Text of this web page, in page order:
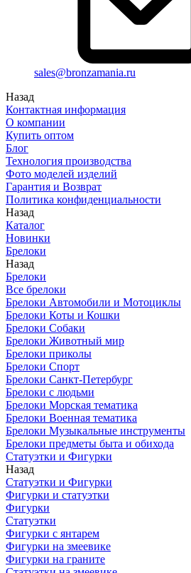
sales@bronzamania.ru
Назад
Контактная информация
О компании
Купить оптом
Блог
Технология производства
Фото моделей изделий
Гарантия и Возврат
Политика конфиденциальности
Назад
Каталог
Новинки
Брелоки
Назад
Брелоки
Все брелоки
Брелоки Автомобили и Мотоциклы
Брелоки Коты и Кошки
Брелоки Собаки
Брелоки Животный мир
Брелоки приколы
Брелоки Спорт
Брелоки Санкт-Петербург
Брелоки с людьми
Брелоки Морская тематика
Брелоки Военная тематика
Брелоки Музыкальные инструменты
Брелоки предметы быта и обихода
Статуэтки и Фигурки
Назад
Статуэтки и Фигурки
Фигурки и статуэтки
Фигурки
Статуэтки
Фигурки с янтарем
Фигурки на змеевике
Фигурки на граните